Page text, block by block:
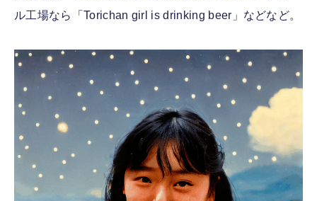
ル工場なら「Torichan girl is drinking beer」などなど。